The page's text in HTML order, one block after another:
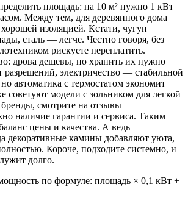
площадь: на 10 м² нужно 1 кВт
Между тем, для деревянного дома
изоляцией. Кстати, чугун
сталь — легче. Честно говоря, без
рискуете переплатить.
дрова дешевы, но хранить их нужно
разрешений, электричество — стабильной
автоматика с термостатом экономит
советуют модели с зольником для легкой
смотрите на отзывы
наличие гарантии и сервиса. Таким
цены и качества. А ведь
декоративные камины добавляют уюта,
Короче, подходите системно, и
долго.
по формуле: площадь × 0,1 кВт +